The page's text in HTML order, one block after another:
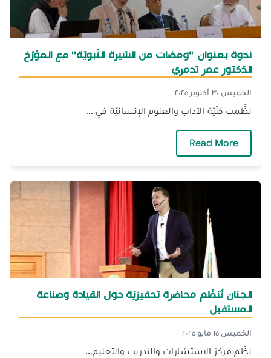
ندوة بعنوان "ومضات من السّيرة النّبويّة" مع المؤرِّخ
الدّكتور عمر تدمري
الخميس ٣٠ أكتوبر ٢٠٢٥
نظَّمت كلّيّة الآداب والعلوم الإنسانيّة في ...
Read More
الجنان تُنظّم محاضرة تحفيزيّة حول القيادة وصناعة
المستقبل
الخميس ١٥ مايو ٢٠٢٥
نظّم مركز الاستشارات والتدريب والتعليم...